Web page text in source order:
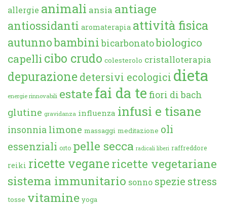
allergie animali ansia antiage
antiossidanti aromaterapia attività fisica
autunnobambini bicarbonatobiologico
capelli cibo crudo colesterolo cristalloterapia
depurazione detersivi ecologici dieta
energie rinnovabili estate fai da te fiori di bach
glutine gravidanza influenza infusi e tisane
insonnia limone massaggi meditazione oli
essenziali orto pelle secca radicali liberi raffreddore
reiki ricette veganericette vegetariane
sistema immunitario sonno spezie stress
tosse vitamine yoga